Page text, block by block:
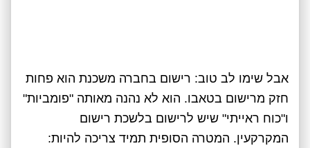
אבל שימו לב טוב: רישום בחברה משכנת הוא פחות
חזק מרישום בטאבו. הוא לא נהנה מאותה "פומביות"
ו"כוח ראייתי" שיש לרישום בלשכת רישום
המקרקעין. המטרה הסופית תמיד צריכה להיות: